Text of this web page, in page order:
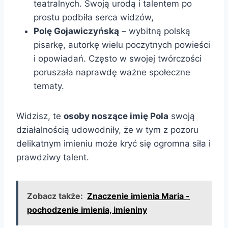
teatralnych. Swoją urodą i talentem po
prostu podbiła serca widzów,
Polę Gojawiczyńską – wybitną polską
pisarkę, autorkę wielu poczytnych powieści
i opowiadań. Często w swojej twórczości
poruszała naprawdę ważne społeczne
tematy.
Widzisz, te osoby noszące imię Pola swoją
działalnością udowodniły, że w tym z pozoru
delikatnym imieniu może kryć się ogromna siła i
prawdziwy talent.
Zobacz także: Znaczenie imienia Maria -
pochodzenie imienia, imieniny